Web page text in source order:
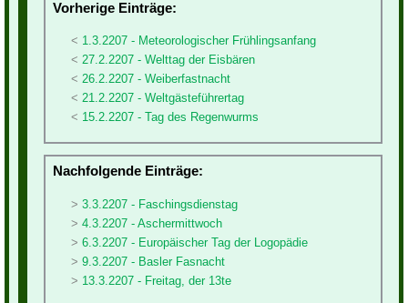
Vorherige Einträge:
1.3.2207 - Meteorologischer Frühlingsanfang
27.2.2207 - Welttag der Eisbären
26.2.2207 - Weiberfastnacht
21.2.2207 - Weltgästeführertag
15.2.2207 - Tag des Regenwurms
Nachfolgende Einträge:
3.3.2207 - Faschingsdienstag
4.3.2207 - Aschermittwoch
6.3.2207 - Europäischer Tag der Logopädie
9.3.2207 - Basler Fasnacht
13.3.2207 - Freitag, der 13te